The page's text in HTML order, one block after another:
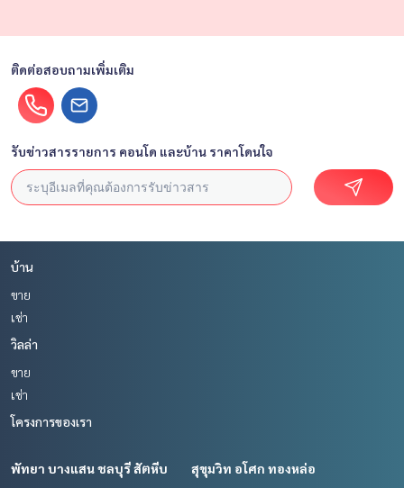
ติดต่อสอบถามเพิ่มเติม
รับข่าวสารรายการ คอนโด และบ้าน ราคาโดนใจ
บ้าน
ขาย
เช่า
วิลล่า
ขาย
เช่า
โครงการของเรา
พัทยา บางแสน ชลบุรี สัตหีบ
สุขุมวิท อโศก ทองหล่อ